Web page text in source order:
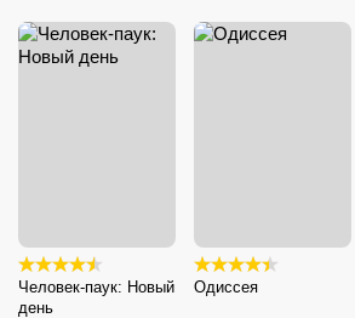
Человек-паук: Новый
день
Одиссея